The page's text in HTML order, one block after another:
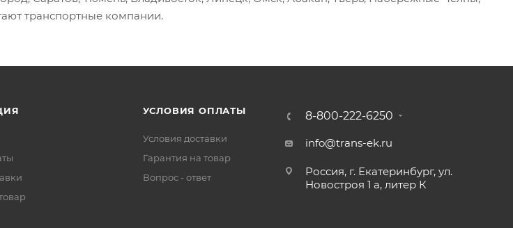
транспортные компании.
УСЛОВИЯ ОПЛАТЫ
Условия доставки
Гарантия на товар
Вопрос - ответ
8-800-222-6250
info@trans-ek.ru
Россия, г. Екатеринбург, ул.
Новостроя 1 а, литер К